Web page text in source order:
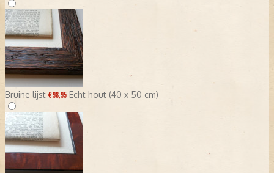
Bruine lijst € 98,95 Echt hout (40 x 50 cm)